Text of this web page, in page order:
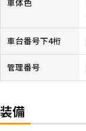
車体色
車台番号下4桁
管理番号
装備